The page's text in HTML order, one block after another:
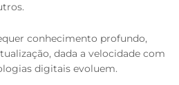
conhecimento profundo,
dada a velocidade com
digitais evoluem.